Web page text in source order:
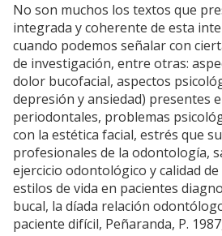
No son muchos los textos que
integrada y coherente de esta
cuando podemos señalar con
de investigación, entre otras:
dolor bucofacial, aspectos
depresión y ansiedad) presentes
periodontales, problemas
con la estética facial, estrés que
profesionales de la odontología,
ejercicio odontológico y calidad
estilos de vida en pacientes
bucal, la díada relación
paciente difícil, Peñaranda, P.